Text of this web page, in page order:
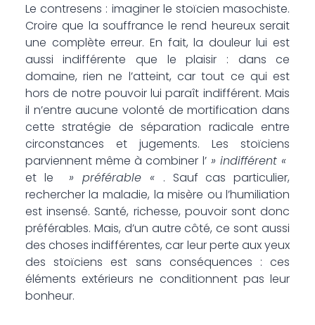
Le contresens : imaginer le stoïcien masochiste.
Croire que la souffrance le rend heureux serait
une complète erreur. En fait, la douleur lui est
aussi indifférente que le plaisir : dans ce
domaine, rien ne l’atteint, car tout ce qui est
hors de notre pouvoir lui paraît indifférent. Mais
il n’entre aucune volonté de mortification dans
cette stratégie de séparation radicale entre
circonstances et jugements. Les stoïciens
parviennent même à combiner l’» indifférent «
et le
» préférable « . Sauf cas particulier,
rechercher la maladie, la misère ou l’humiliation
est insensé. Santé, richesse, pouvoir sont donc
préférables. Mais, d’un autre côté, ce sont aussi
des choses indifférentes, car leur perte aux yeux
des stoïciens est sans conséquences : ces
éléments extérieurs ne conditionnent pas leur
bonheur.